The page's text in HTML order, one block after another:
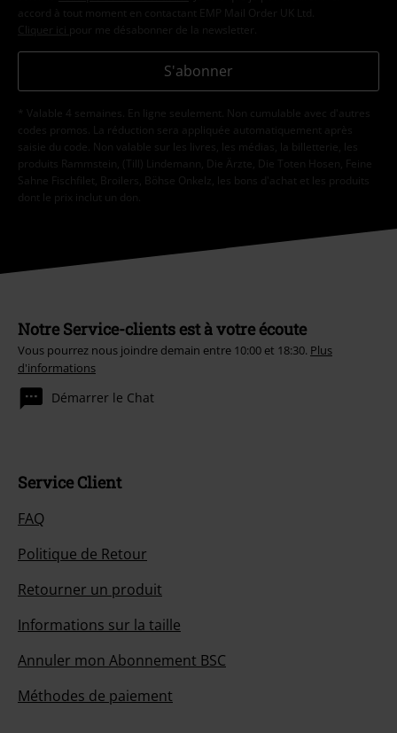
accord à tout moment en contactant EMP Mail Order UK Ltd.
Cliquer ici pour me désabonner de la newsletter.
S'abonner
* Valable 4 semaines. En ligne seulement. Non cumulable avec d'autres
codes promos. La réduction sera appliquée automatiquement après
saisie du code. Non valable sur les livres, les médias, la billetterie, les
produits Rammstein, (Till) Lindemann, Die Ärzte, Die Toten Hosen, Feine
Sahne Fischfilet, Broilers, Böhse Onkelz, les bons d'achat et les produits
dont le prix inclut un don.
Notre Service-clients est à votre écoute
Vous pourrez nous joindre demain entre 10:00 et 18:30. Plus
d'informations
Démarrer le Chat
Service Client
FAQ
Politique de Retour
Retourner un produit
Informations sur la taille
Annuler mon Abonnement BSC
Méthodes de paiement